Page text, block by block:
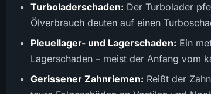
Turboladerschaden: Der Turbolader
Ölverbrauch deuten auf einen
Pleuellager- und Lagerschaden: Ein
Lagerschaden – meist der Anfang vom
Gerissener Zahnriemen: Reißt der